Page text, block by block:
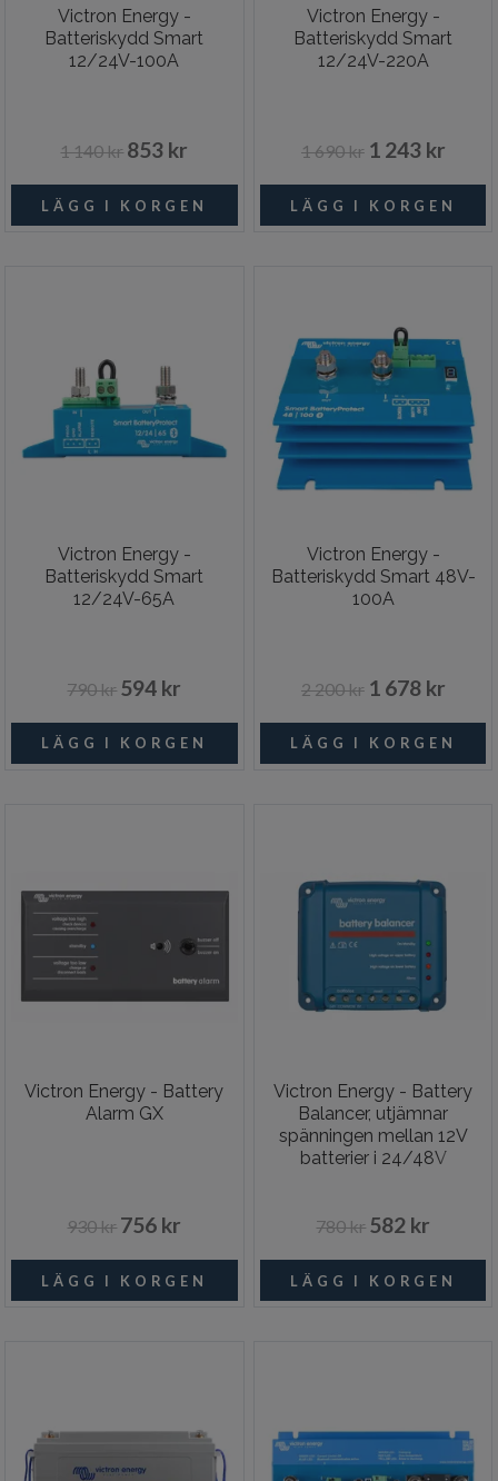
Victron Energy -
Batteriskydd Smart
12/24V-100A
1 140 kr 853 kr
Victron Energy -
Batteriskydd Smart
12/24V-220A
1 690 kr 1 243 kr
Victron Energy -
Batteriskydd Smart
12/24V-65A
790 kr 594 kr
Victron Energy -
Batteriskydd Smart 48V-
100A
2 200 kr 1 678 kr
Victron Energy - Battery
Alarm GX
930 kr 756 kr
Victron Energy - Battery
Balancer, utjämnar
spänningen mellan 12V
batterier i 24/48V
780 kr 582 kr